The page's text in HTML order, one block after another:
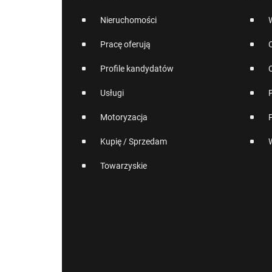
Nieruchomości
Pracę oferują
Profile kandydatów
Usługi
Motoryzacja
Kupię / Sprzedam
Towarzyskie